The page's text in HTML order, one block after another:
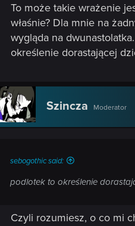
To może takie wrażenie
właśnie? Dla mnie na
wygląda na
określenie dorastającej
Szincza Moderator
sebogothic said:
podlotek to określenie
Czyli rozumiesz, o co mi